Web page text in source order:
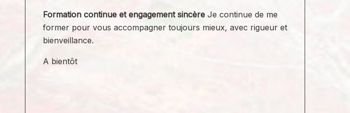
Formation continue et engagement sincèreJe continue de me
former pour vous accompagner toujours mieux, avec rigueur et
bienveillance.
A bientôt